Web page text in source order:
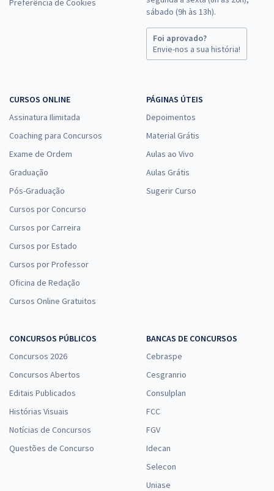
Preferência de Cookies
sábado (9h às 13h).
Foi aprovado?
Envie-nos a sua história!
CURSOS ONLINE
Assinatura Ilimitada
Coaching para Concursos
Exame de Ordem
Graduação
Pós-Graduação
Cursos por Concurso
Cursos por Carreira
Cursos por Estado
Cursos por Professor
Oficina de Redação
Cursos Online Gratuitos
PÁGINAS ÚTEIS
Depoimentos
Material Grátis
Aulas ao Vivo
Aulas Grátis
Sugerir Curso
CONCURSOS PÚBLICOS
Concursos 2026
Concursos Abertos
Editais Publicados
Histórias Visuais
Notícias de Concursos
Questões de Concurso
BANCAS DE CONCURSOS
Cebraspe
Cesgranrio
Consulplan
FCC
FGV
Idecan
Selecon
Uniase